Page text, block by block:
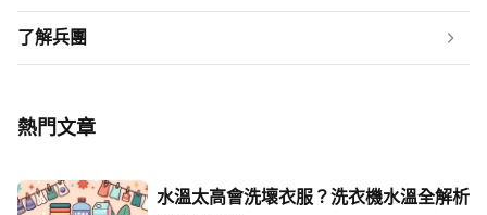
了解兵團
熱門文章
水溫太高會洗壞衣服？洗衣機水溫全解析